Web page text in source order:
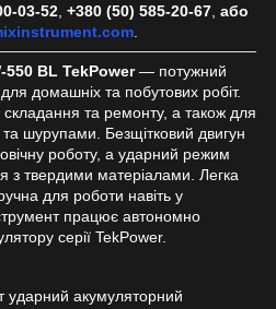
03-52 +380 (50) 585-20-67 або
.
550 BL TekPower— потужний
домашніх та побутових робіт.
та ремонту, а також для
шурупами. Безщітковий двигун
роботу, а ударний режим
з твердими матеріалами. Легка
для роботи навіть у
працює автономно
серії TekPower.
ударний акумуляторний